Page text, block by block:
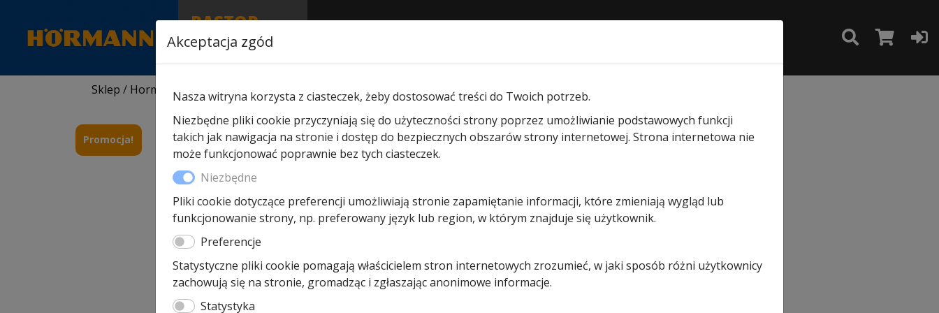
RASTOR
AUTORYZOWANY
PARTNER & SERWIS
Sklep / Hormann części zamienne Do napędów garażowych / Hörmann IsoMatic 500 – głowica serwisowa
Promocja!
Hörmann
500 –
serwisowa
Akceptacja zgód
Nasza witryna korzysta z ciasteczek, żeby dostosować treści do Twoich potrzeb.
Niezbędne pliki cookie przyczyniają się do użyteczności strony poprzez umożliwianie podstawowych funkcji
takich jak nawigacja na stronie i dostęp do bezpiecznych obszarów strony internetowej. Strona internetowa nie
może funkcjonować poprawnie bez tych ciasteczek.
Niezbędne
Pliki cookie dotyczące preferencji umożliwiają stronie zapamiętanie informacji, które zmieniają wygląd lub
funkcjonowanie strony, np. preferowany język lub region, w którym znajduje się użytkownik.
Preferencje
Statystyczne pliki cookie pomagają właścicielem stron internetowych zrozumieć, w jaki sposób różni użytkownicy
zachowują się na stronie, gromadząc i zgłaszając anonimowe informacje.
Statystyka